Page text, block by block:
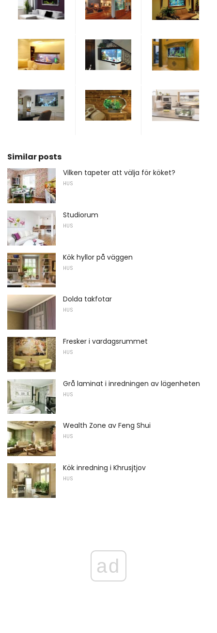
Similar posts
Vilken tapeter att välja för köket?
HUS
Studiorum
HUS
Kök hyllor på väggen
HUS
Dolda takfotar
HUS
Fresker i vardagsrummet
HUS
Grå laminat i inredningen av lägenheten
HUS
Wealth Zone av Feng Shui
HUS
Kök inredning i Khrusjtjov
HUS
ad